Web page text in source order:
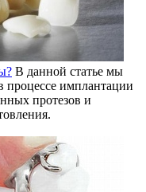
В данной статье мы
процессе имплантации
протезов и